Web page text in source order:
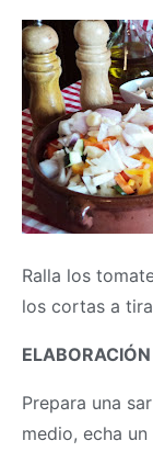
Ralla los
los cortas a
ELABORACIÓN
Prepara una
medio, echa